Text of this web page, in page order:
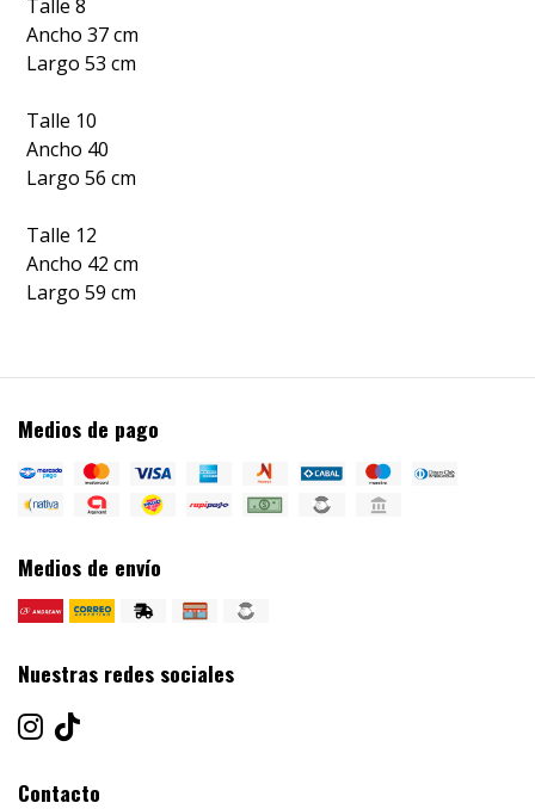
Talle 8
Ancho 37 cm
Largo 53 cm
Talle 10
Ancho 40
Largo 56 cm
Talle 12
Ancho 42 cm
Largo 59 cm
Medios de pago
Medios de envío
Nuestras redes sociales
Contacto